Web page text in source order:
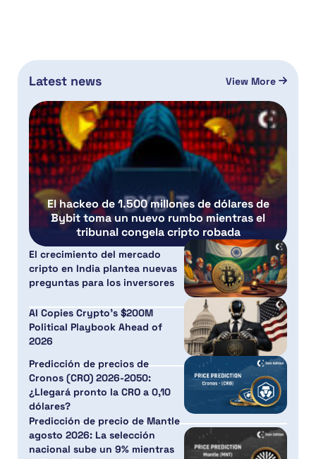
Latest news View More
El hackeo de 1.500 millones de dólares de
Bybit toma un nuevo rumbo mientras el
tribunal congela cripto robada
El crecimiento del mercado
cripto en India plantea nuevas
preguntas para los inversores
AI Copies Crypto’s $200M
Political Playbook Ahead of
2026
Predicción de precios de
Cronos (CRO) 2026-2050:
¿Llegará pronto la CRO a 0,10
dólares?
Predicción de precio de Mantle
agosto 2026: La selección
nacional sube un 9% mientras